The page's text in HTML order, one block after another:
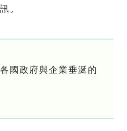
。
國政府與企業垂涎的